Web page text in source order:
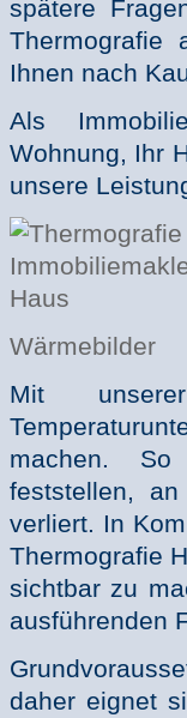
spätere
Thermografie
Ihnen nach
Als
Wohnung, Ihr
unsere
Wärmebilder
Mit
machen. So
feststellen,
verliert. In
Thermografie
sichtbar zu
ausführenden
daher eignet